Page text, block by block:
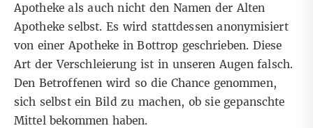
Apotheke als auch nicht den Namen der Alten
Apotheke selbst. Es wird stattdessen anonymisiert
von einer Apotheke in Bottrop geschrieben. Diese
Art der Verschleierung ist in unseren Augen falsch.
Den Betroffenen wird so die Chance genommen,
sich selbst ein Bild zu machen, ob sie gepanschte
Mittel bekommen haben.